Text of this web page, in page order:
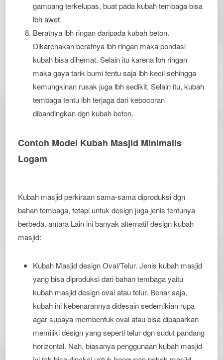
gampang terkelupas, buat pada kubah tembaga bisa
lbh awet.
Beratnya lbh ringan daripada kubah beton.
Dikarenakan beratnya lbh ringan maka pondasi
kubah bisa dihemat. Selain itu karena lbh ringan
maka gaya tarik bumi tentu saja lbh kecil sehingga
kemungkinan rusak juga lbh sedikit. Selain itu, kubah
tembaga tentu lbh terjaga dari kebocoran
dibandingkan dgn kubah beton.
Contoh Model Kubah Masjid Minimalis
Logam
Kubah masjid perkiraan sama-sama diproduksi dgn
bahan tembaga, tetapi untuk design juga jenis tentunya
berbeda. antara Lain ini banyak alternatif design kubah
masjid:
Kubah Masjid design Oval/Telur. Jenis kubah masjid
yang bisa diproduksi dari bahan tembaga yaitu
kubah masjid design oval atau telur. Benar saja,
kubah ini kebenarannya didesain sedemikian rupa
agar supaya membentuk oval atau bisa dipaparkan
memiliki design yang seperti telur dgn sudut pandang
horizontal. Nah, biasanya penggunaan kubah masjid